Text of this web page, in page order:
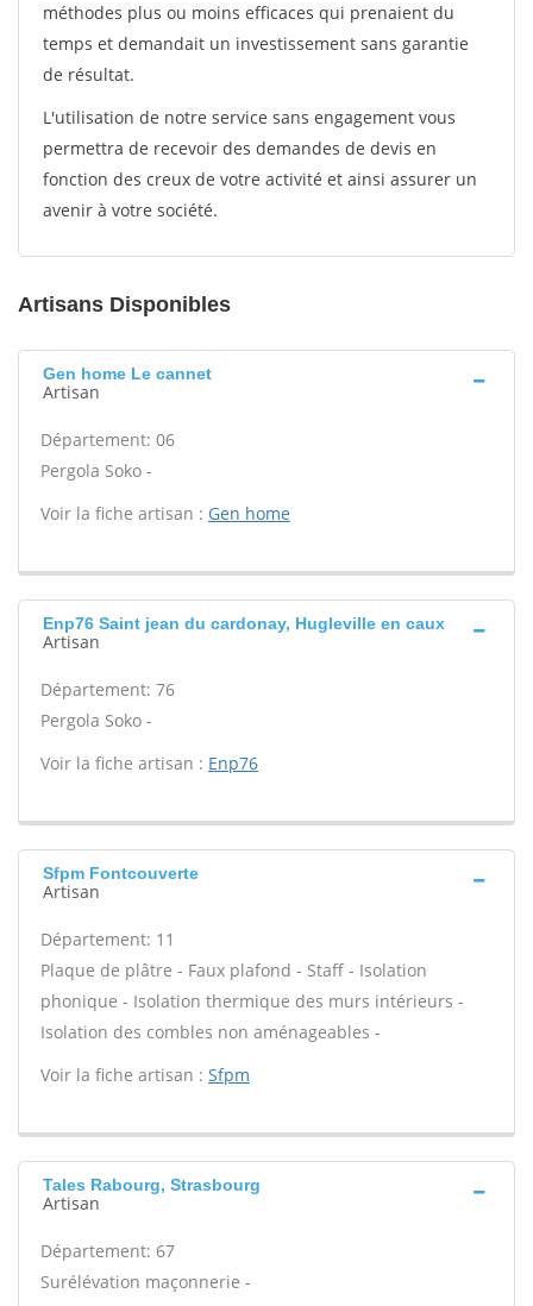
méthodes plus ou moins efficaces qui prenaient du
temps et demandait un investissement sans garantie
de résultat.
L'utilisation de notre service sans engagement vous
permettra de recevoir des demandes de devis en
fonction des creux de votre activité et ainsi assurer un
avenir à votre société.
Artisans Disponibles
Gen home Le cannet
Artisan
Département: 06
Pergola Soko -
Voir la fiche artisan : Gen home
Enp76 Saint jean du cardonay, Hugleville en caux
Artisan
Département: 76
Pergola Soko -
Voir la fiche artisan : Enp76
Sfpm Fontcouverte
Artisan
Département: 11
Plaque de plâtre - Faux plafond - Staff - Isolation
phonique - Isolation thermique des murs intérieurs -
Isolation des combles non aménageables -
Voir la fiche artisan : Sfpm
Tales Rabourg, Strasbourg
Artisan
Département: 67
Surélévation maçonnerie -